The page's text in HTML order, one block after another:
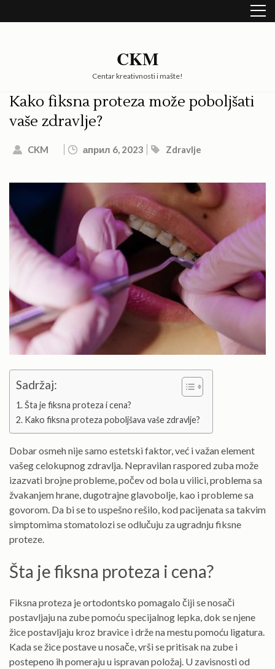
to
CKM
Centar kreativnosti i mašte!
Kako fiksna proteza može poboljšati
vaše zdravlje?
CKM април 6, 2023 Zdravlje
Sadržaj:
Šta je fiksna proteza i cena?
Kako fiksna proteza poboljšava vaše zdravlje?
Dobar osmeh nije samo estetski faktor, već i važan element
vašeg celokupnog zdravlja. Nepravilan raspored zuba može
izazvati brojne probleme, počev od bola u vilici, problema sa
žvakanjem hrane, dugotrajne glavobolje, kao i probleme sa
govorom. Da bi se to uspešno rešilo, kod pacijenata sa takvim
simptomima stomatolozi se odlučuju za ugradnju fiksne
proteze.
Šta je fiksna proteza i cena?
Fiksna proteza je ortodontsko pomagalo čiji se nosači
postavljaju na zube pomoću specijalnog lepka, dok se njene
žice postavljaju kroz bravice i drže na mestu pomoću ligatura.
Kada se žice postave u nosače, vrši se pritisak na zube i
postepeno ih pomeraju u ispravan položaj. U zavisnosti od